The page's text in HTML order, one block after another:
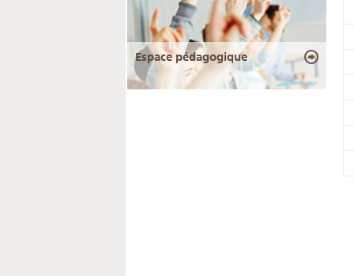
Espace pédagogique